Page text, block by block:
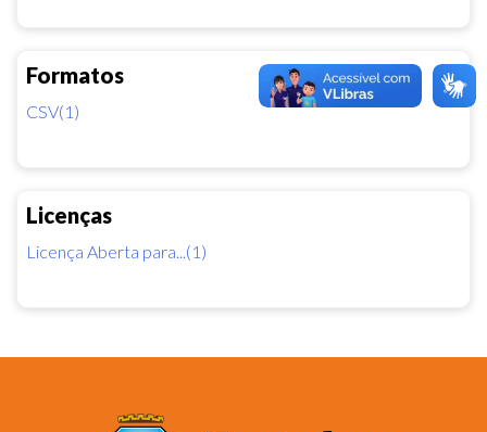
Formatos
CSV(1)
Licenças
Licença Aberta para...(1)